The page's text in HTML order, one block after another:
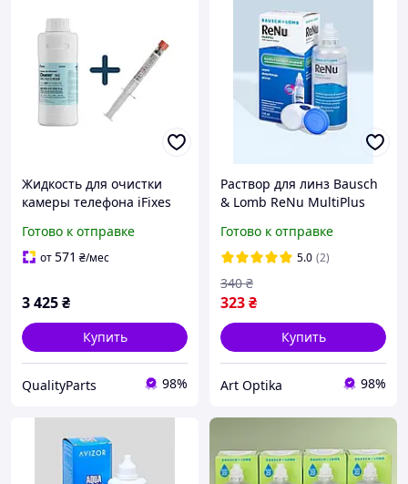
Жидкость для очистки
камеры телефона iFixes
восстановления линз
камеры iFixes iS30
Готово к отправке
от571 ₴/мес
3 425₴
Купить
QualityParts 98%
Раствор для линз Bausch
& Lomb ReNu MultiPlus
жидкость для контактных
линз
Готово к отправке
5.0 (2)
323₴
340 ₴
Купить
Art Optika 98%